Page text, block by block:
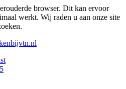
browser. Dit kan ervoor
werkt. Wij raden u aan onze site